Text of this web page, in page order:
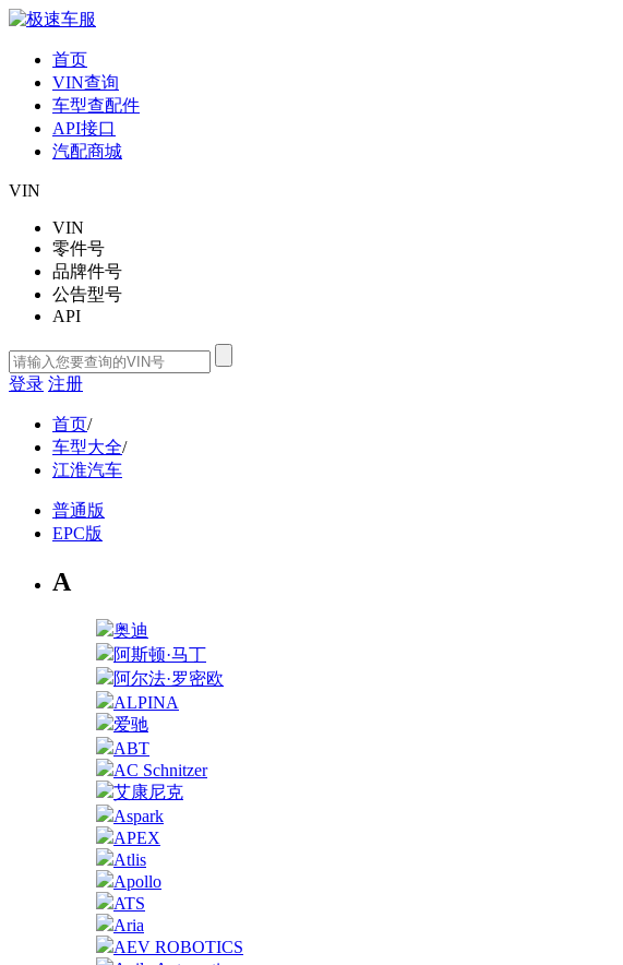
首页
VIN查询
车型查配件
API接口
汽配商城
VIN
VIN
零件号
品牌件号
公告型号
API
登录 注册
首页/
车型大全/
江淮汽车
普通版
EPC版
A
奥迪
阿斯顿·马丁
阿尔法·罗密欧
ALPINA
爱驰
ABT
AC Schnitzer
艾康尼克
Aspark
APEX
Atlis
Apollo
ATS
Aria
AEV ROBOTICS